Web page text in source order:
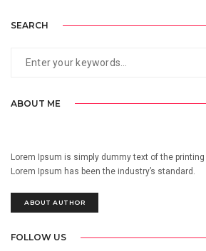
SEARCH
ABOUT ME
Lorem Ipsum is simply dummy text of the
Lorem Ipsum has been the industry’s standard.
ABOUT AUTHOR
FOLLOW US